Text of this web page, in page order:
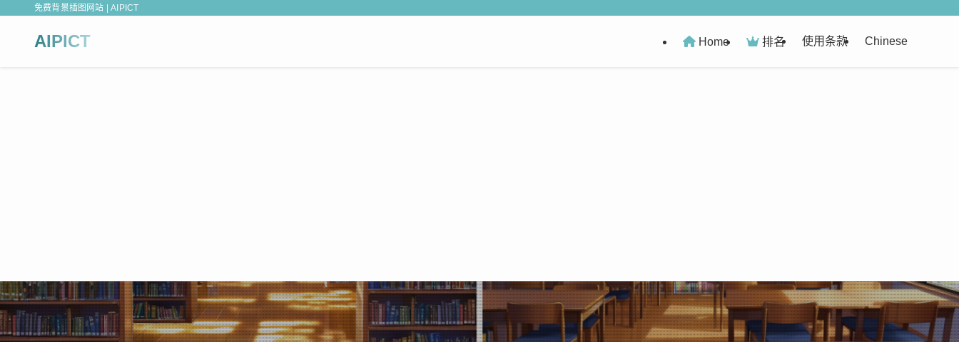
免费背景插图网站 | AIPICT
AIPICT Home 排名 使用条款 Chinese